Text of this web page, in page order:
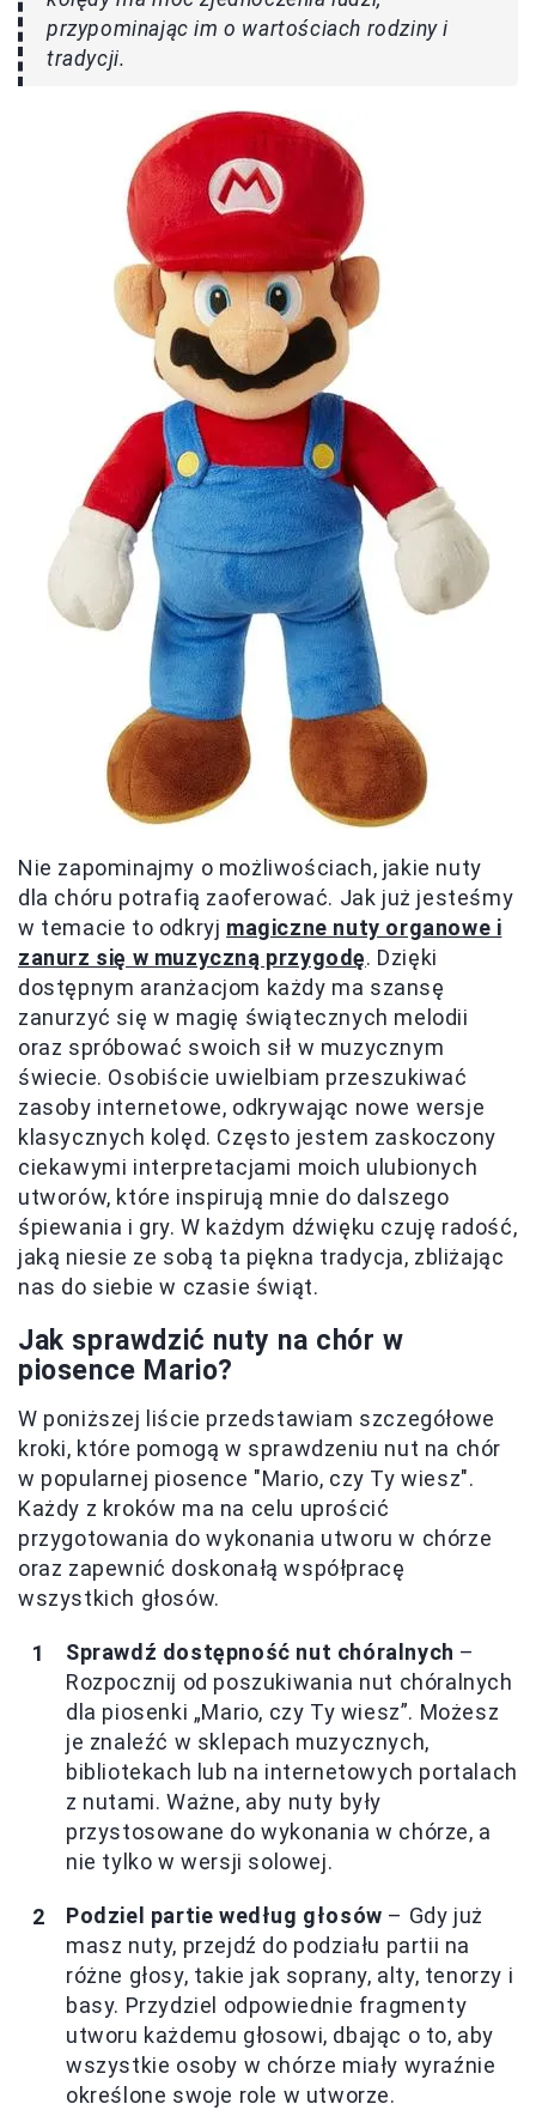
przypominając im o wartościach rodziny i
tradycji.
Nie zapominajmy o możliwościach, jakie nuty
dla chóru potrafią zaoferować. Jak już jesteśmy
w temacie to odkryj magiczne nuty organowe i
zanurz się w muzyczną przygodę. Dzięki
dostępnym aranżacjom każdy ma szansę
zanurzyć się w magię świątecznych melodii
oraz spróbować swoich sił w muzycznym
świecie. Osobiście uwielbiam przeszukiwać
zasoby internetowe, odkrywając nowe wersje
klasycznych kolęd. Często jestem zaskoczony
ciekawymi interpretacjami moich ulubionych
utworów, które inspirują mnie do dalszego
śpiewania i gry. W każdym dźwięku czuję radość,
jaką niesie ze sobą ta piękna tradycja, zbliżając
nas do siebie w czasie świąt.
Jak sprawdzić nuty na chór w
piosence Mario?
W poniższej liście przedstawiam szczegółowe
kroki, które pomogą w sprawdzeniu nut na chór
w popularnej piosence "Mario, czy Ty wiesz".
Każdy z kroków ma na celu uprościć
przygotowania do wykonania utworu w chórze
oraz zapewnić doskonałą współpracę
wszystkich głosów.
Sprawdź dostępność nut chóralnych –
Rozpocznij od poszukiwania nut chóralnych
dla piosenki „Mario, czy Ty wiesz”. Możesz
je znaleźć w sklepach muzycznych,
bibliotekach lub na internetowych portalach
z nutami. Ważne, aby nuty były
przystosowane do wykonania w chórze, a
nie tylko w wersji solowej.
Podziel partie według głosów – Gdy już
masz nuty, przejdź do podziału partii na
różne głosy, takie jak soprany, alty, tenorzy i
basy. Przydziel odpowiednie fragmenty
utworu każdemu głosowi, dbając o to, aby
wszystkie osoby w chórze miały wyraźnie
określone swoje role w utworze.